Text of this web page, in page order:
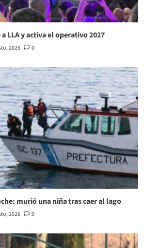
LLA y activa el operativo 2027
2026 0
murió una niña tras caer al lago
2026 0